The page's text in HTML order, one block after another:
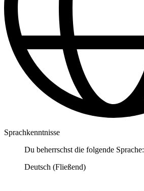
Sprachkenntnisse
Du beherrschst die folgende Sprache:
Deutsch (Fließend)